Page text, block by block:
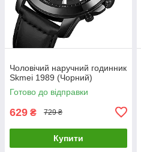
Чоловічий наручний годинник
Skmei 1989 (Чорний)
Готово до відправки
629 ₴ 729 ₴
Купити